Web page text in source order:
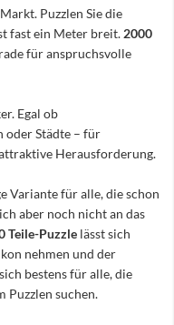
Puzzlen Sie die
fast ein Meter breit. 2000
für anspruchsvolle
Egal ob
oder Städte – für
Herausforderung.
Variante für alle, die schon
aber noch nicht an das
Teile-Puzzle lässt sich
nehmen und der
bestens für alle, die
Puzzlen suchen.